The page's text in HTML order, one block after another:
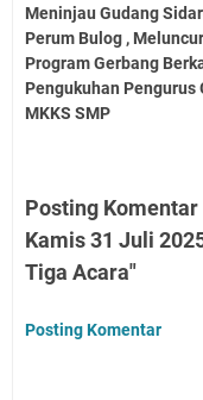
Meninjau Gudang
Perum Bulog ,
Program Gerbang
Pengukuhan Pengurus
MKKS SMP
Posting
Kamis 31 Juli
Tiga Acara"
Posting Komentar